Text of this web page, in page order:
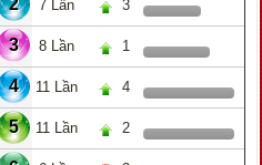
2 7 Lần 3
3 8 Lần 1
4 11 Lần 4
5 11 Lần 2